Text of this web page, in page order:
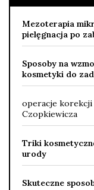
Mezoterapia
pielęgnacja po
Sposoby na
kosmetyki do
operacje korekcji
Czopkiewicza
Triki
urody
Skuteczne